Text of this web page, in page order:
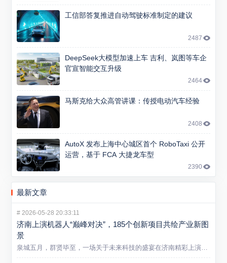
工信部答复推进自动驾驶标准制定的建议
2487
DeepSeek大模型加速上车 吉利、岚图等车企
官宣智能交互升级
2464
马斯克给大众高管讲课：传授电动汽车经验
2408
AutoX 发布上海中心城区首个 RoboTaxi 公开
运营，基于 FCA 大捷龙车型
2390
最新文章
# 2026-05-28 20:33:11
济南上演机器人“巅峰对决”，185个创新项目共绘产业新图
景